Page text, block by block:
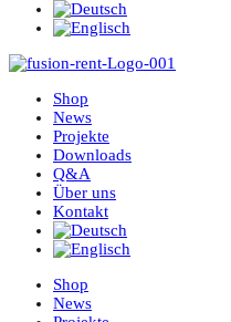
Shop
News
Projekte
Downloads
Q&A
Über uns
Kontakt
Shop
News